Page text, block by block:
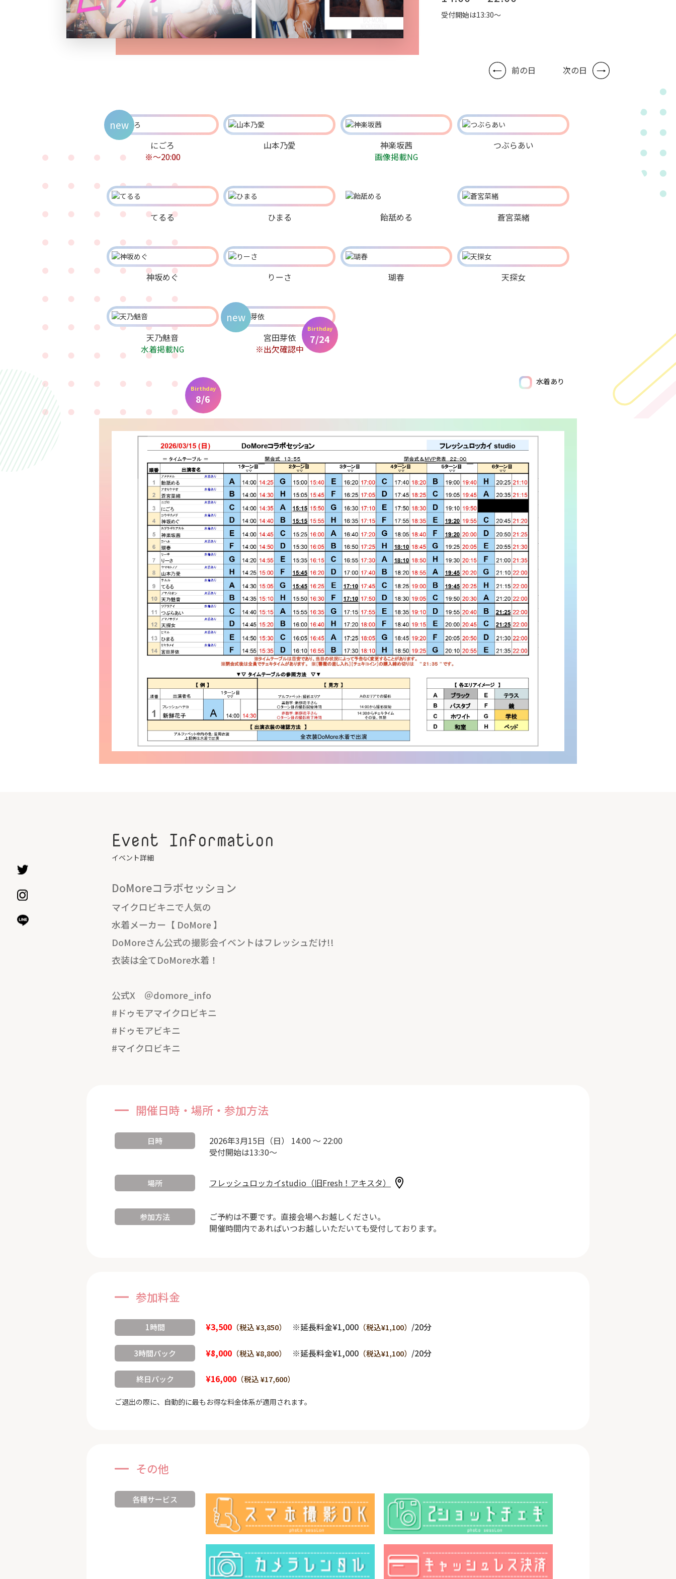
受付開始は13:30～
前の日 次の日
にごろ
※～20:00
new
山本乃愛
神楽坂茜
画像掲載NG
つぶらあい
てるる ひまる
Birthday
7/24
飴舐める 蒼宮菜緒
神坂めぐ
Birthday
8/6
りーさ 瑚春 天探女
天乃魅音
水着掲載NG
宮田芽依
※出欠確認中
new
水着あり
Event Information
イベント詳細
DoMoreコラボセッション
マイクロビキニで人気の
水着メーカー【 DoMore 】
DoMoreさん公式の撮影会イベントはフレッシュだけ!!
衣装は全てDoMore水着！
公式X ＠domore_info
#ドゥモアマイクロビキニ
#ドゥモアビキニ
#マイクロビキニ
開催日時・場所・参加方法
日時
2026年3月15日（日） 14:00 ～ 22:00
受付開始は13:30～
場所 フレッシュロッカイstudio（旧Fresh！アキスタ）
参加方法
ご予約は不要です。直接会場へお越しください。
開催時間内であればいつお越しいただいても受付しております。
参加料金
1時間 ¥3,500 （税込 ¥3,850） ※延長料金¥1,000 （税込¥1,100） /20分
3時間パック ¥8,000 （税込 ¥8,800） ※延長料金¥1,000 （税込¥1,100） /20分
終日パック ¥16,000 （税込 ¥17,600）
ご退出の際に、自動的に最もお得な料金体系が適用されます。
その他
各種サービス